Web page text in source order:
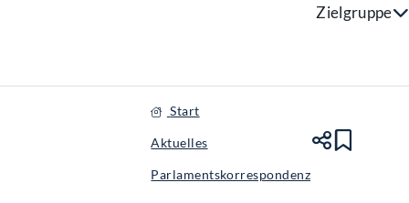
Zielgruppe
Start
Aktuelles
Parlamentskorrespondenz